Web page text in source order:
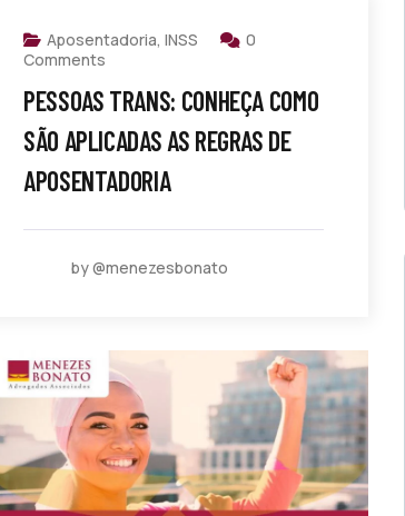
Aposentadoria, INSS
0
Comments
PESSOAS TRANS: CONHEÇA COMO
SÃO APLICADAS AS REGRAS DE
APOSENTADORIA
by @menezesbonato